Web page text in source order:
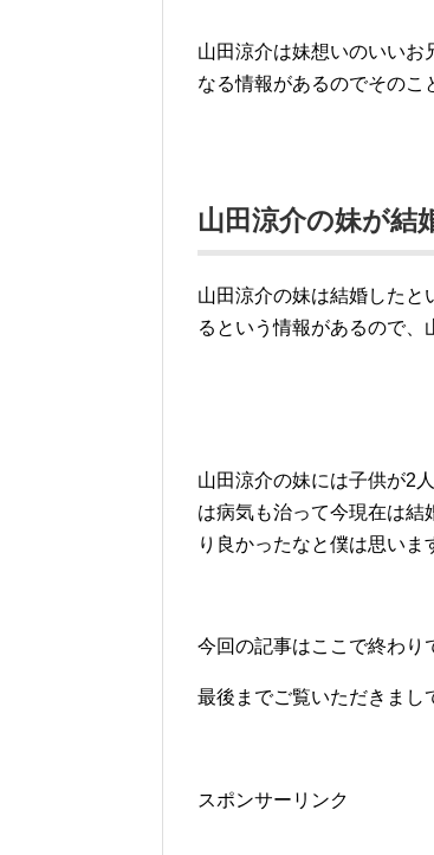
山田涼介は妹想いのいいお
なる情報があるのでそのこ
山田涼介の妹が結
山田涼介の妹は結婚したと
るという情報があるので、
山田涼介の妹には子供が2
は病気も治って今現在は結
り良かったなと僕は思いま
今回の記事はここで終わり
最後までご覧いただきまし
スポンサーリンク